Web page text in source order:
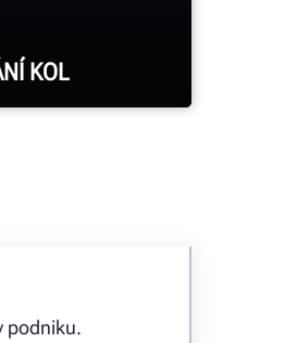
KOL
do systému
odkudkoli
provedena
podniku.